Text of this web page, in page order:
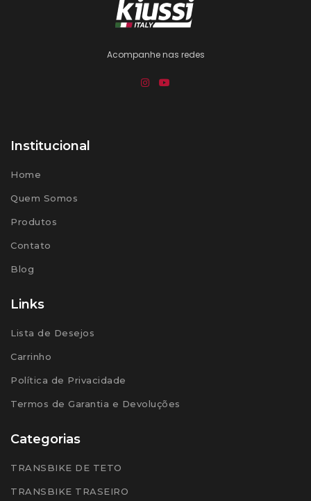
Acompanhe nas redes
Institucional
Home
Quem Somos
Produtos
Contato
Blog
Links
Lista de Desejos
Carrinho
Política de Privacidade
Termos de Garantia e Devoluções
Categorias
TRANSBIKE DE TETO
TRANSBIKE TRASEIRO